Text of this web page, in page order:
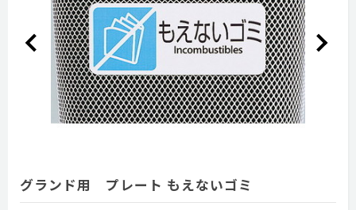
グランド用 プレート もえないゴミ